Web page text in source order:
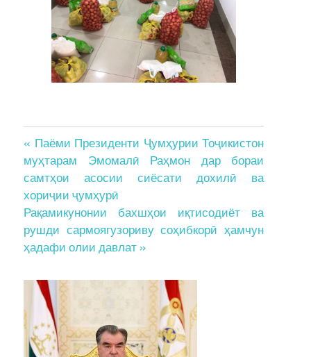
Post
navigation
« Паёми Президенти Ҷумҳурии Тоҷикистон
муҳтарам Эмомалӣ Раҳмон дар бораи
самтҳои асосии сиёсати дохилӣ ва
хориҷии ҷумҳурӣ
Рақамикунонии бахшҳои иқтисодиёт ва
рушди сармоягузориву соҳибкорӣ ҳамчун
ҳадафи олии давлат »